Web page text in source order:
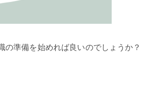
の準備を始めれば良いのでしょうか？